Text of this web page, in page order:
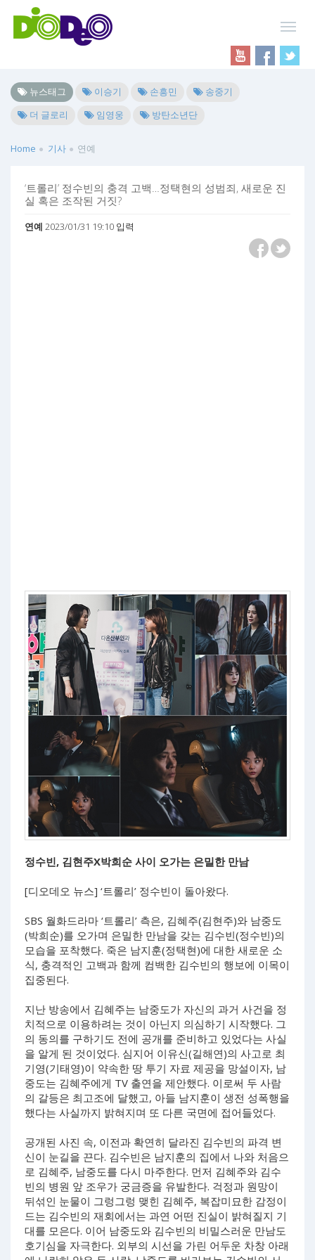
뉴스태그 이승기 손흥민
송중기
더 글로리
임영웅 방탄소년단
Home 기사 연예
‘트롤리’ 정수빈의 충격 고백…정택현의 성범죄, 새로운 진
실 혹은 조작된 거짓?
연예 2023/01/31 19:10 입력
정수빈, 김현주X박희순 사이 오가는 은밀한 만남
[디오데오 뉴스] ‘트롤리’ 정수빈이 돌아왔다.
SBS 월화드라마 ‘트롤리’ 측은, 김혜주(김현주)와 남중도
(박희순)를 오가며 은밀한 만남을 갖는 김수빈(정수빈)의
모습을 포착했다. 죽은 남지훈(정택현)에 대한 새로운 소
식, 충격적인 고백과 함께 컴백한 김수빈의 행보에 이목이
집중된다.
지난 방송에서 김혜주는 남중도가 자신의 과거 사건을 정
치적으로 이용하려는 것이 아닌지 의심하기 시작했다. 그
의 동의를 구하기도 전에 공개를 준비하고 있었다는 사실
을 알게 된 것이었다. 심지어 이유신(길해연)의 사고로 최
기영(기태영)이 약속한 땅 투기 자료 제공을 망설이자, 남
중도는 김혜주에게 TV 출연을 제안했다. 이로써 두 사람
의 갈등은 최고조에 달했고, 아들 남지훈이 생전 성폭행을
했다는 사실까지 밝혀지며 또 다른 국면에 접어들었다.
공개된 사진 속, 이전과 확연히 달라진 김수빈의 파격 변
신이 눈길을 끈다. 김수빈은 남지훈의 집에서 나와 처음으
로 김혜주, 남중도를 다시 마주한다. 먼저 김혜주와 김수
빈의 병원 앞 조우가 궁금증을 유발한다. 걱정과 원망이
뒤섞인 눈물이 그렁그렁 맺힌 김혜주, 복잡미묘한 감정이
드는 김수빈의 재회에서는 과연 어떤 진실이 밝혀질지 기
대를 모은다. 이어 남중도와 김수빈의 비밀스러운 만남도
호기심을 자극한다. 외부의 시선을 가린 어두운 차창 아래